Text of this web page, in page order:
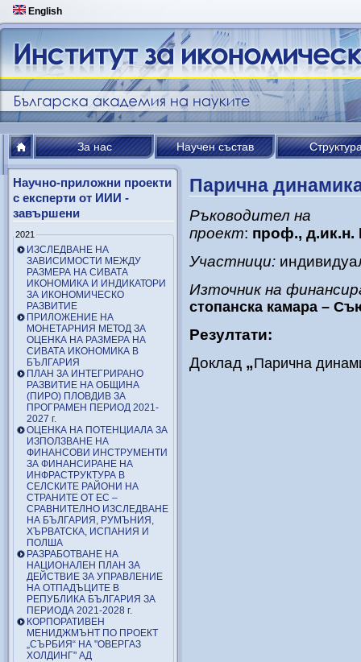
English
За нас Научен състав
Научно-приложни проекти
с експерти от ИИИ -
завършени
2021
ИЗСЛЕДВАНЕ НА
ЗАВИСИМОСТИ МЕЖДУ
РАЗМЕРА НА СИВАТА
ИКОНОМИКА И ИНДИКАТОРИ
ЗА ИКОНОМИЧЕСКО
РАЗВИТИЕ
ПРИЛОЖЕНИЕ НА
МОНЕТАРНИЯ МЕТОД ЗА
ОЦЕНКА НА РАЗМЕРА НА
СИВАТА ИКОНОМИКА В
БЪЛГАРИЯ
ПЛАН ЗА ИНТЕГРИРАНО
РАЗВИТИЕ НА ОБЩИНА
(ПИРО) ПЛОВДИВ ЗА
ПРОГРАМЕН ПЕРИОД 2021-
2027 г.
ОЦЕНКА НА ПОТЕНЦИАЛА ЗА
ИЗПОЛЗВАНЕ НА
ФИНАНСОВИ ИНСТРУМЕНТИ
ЗА ФИНАНСИРАНЕ НА
ИНФРАСТРУКТУРА В
СЕЛСКИТЕ РАЙОНИ НА
СТРАНИТЕ ОТ ЕС –
СРАВНИТЕЛНО ИЗСЛЕДВАНЕ
НА БЪЛГАРИЯ, РУМЪНИЯ,
ХЪРВАТСКА, ИСПАНИЯ И
ПОЛША
РАЗРАБОТВАНЕ НА
НАЦИОНАЛЕН ПЛАН ЗА
ДЕЙСТВИЕ ЗА УПРАВЛЕНИЕ
НА ОТПАДЪЦИТЕ В
РЕПУБЛИКА БЪЛГАРИЯ ЗА
ПЕРИОДА 2021-2028 г.
КОРПОРАТИВЕН
МЕНИДЖМЪНТ ПО ПРОЕКТ
„СЪРБИЯ“ НА "ОВЕРГАЗ
ХОЛДИНГ" АД
Парична
Ръководител на
проект: проф., д.ик.н.
Участници:
Източник на
стопанска камара –
Резултати:
Доклад „Парична